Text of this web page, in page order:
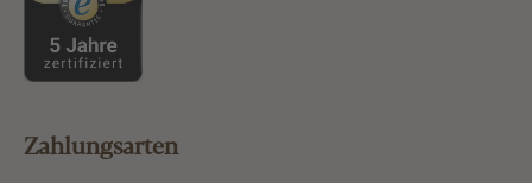
Zahlungsarten